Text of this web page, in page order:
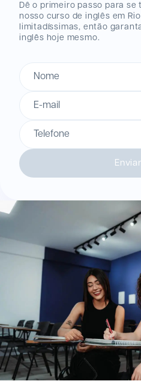
Dê o primeiro passo para
nosso curso de inglês em
limitadíssimas, então
inglês hoje mesmo.
Nome
E-mail
Telefone
Enviar